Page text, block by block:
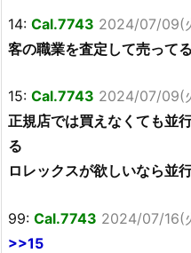
14: Cal.7743 2024/07/09(
客の職業を査定して売ってる
15: Cal.7743 2024/07/09(
正規店では買えなくても並
る
ロレックスが欲しいなら並
99: Cal.7743 2024/07/16(
>>15